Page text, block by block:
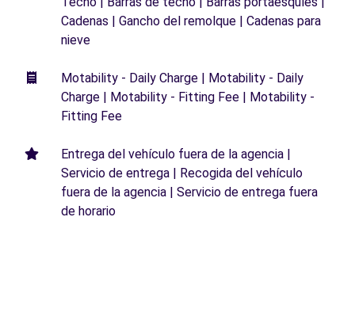
Cadenas | Gancho del remolque | Cadenas para
nieve
Motability - Daily Charge | Motability - Daily
Charge | Motability - Fitting Fee | Motability -
Fitting Fee
Entrega del vehículo fuera de la agencia |
Servicio de entrega | Recogida del vehículo
fuera de la agencia | Servicio de entrega fuera
de horario